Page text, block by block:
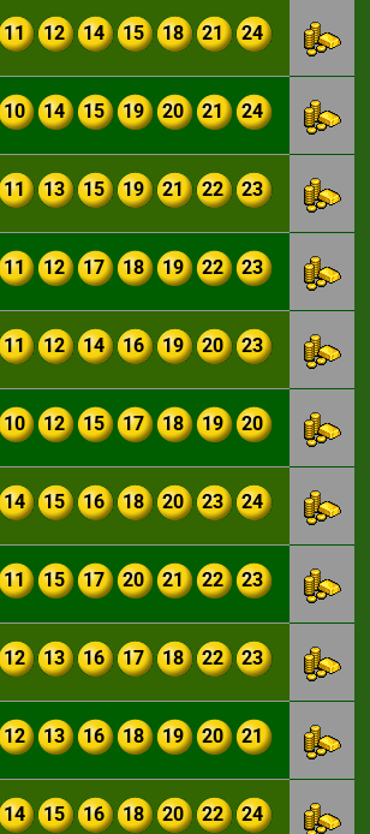
11 12 14 15 18 21 24
10 14 15 19 20 21 24
11 13 15 19 21 22 23
11 12 17 18 19 22 23
11 12 14 16 19 20 23
10 12 15 17 18 19 20
14 15 16 18 20 23 24
11 15 17 20 21 22 23
12 13 16 17 18 22 23
12 13 16 18 19 20 21
14 15 16 18 20 22 24